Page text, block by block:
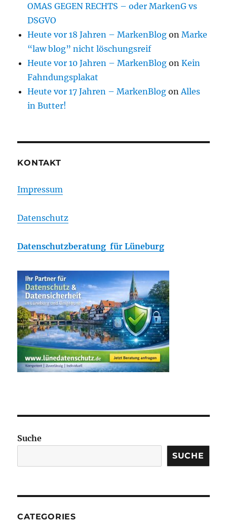
OMAS GEGEN RECHTS – oder MarkenG vs
DSGVO
Heute vor 18 Jahren – MarkenBlog onMarke
“law blog” nicht löschungsreif
Heute vor 10 Jahren – MarkenBlog onKein
Fahndungsplakat
Heute vor 17 Jahren – MarkenBlog on Alles
in Butter!
KONTAKT
Impressum
Datenschutz
Datenschutzberatung für Lüneburg
Suche
SUCHE
CATEGORIES